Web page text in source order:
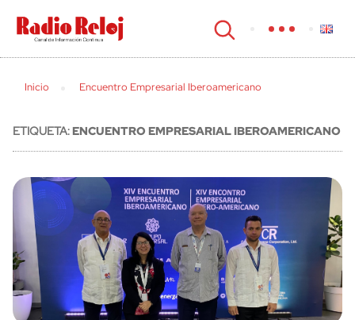
cerrar
Inicio Encuentro Empresarial Iberoamericano
ETIQUETA:ENCUENTRO EMPRESARIAL IBEROAMERICANO